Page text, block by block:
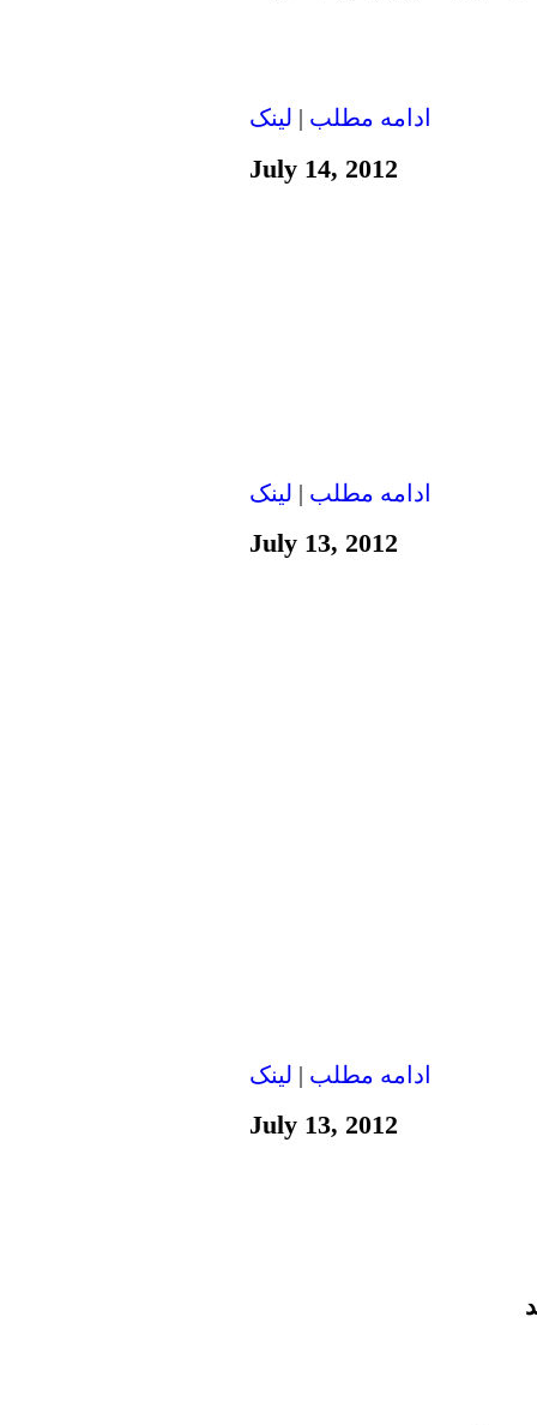
ادامه مطلب | لينک
July 14, 2012
ادامه مطلب | لينک
July 13, 2012
ادامه مطلب | لينک
July 13, 2012